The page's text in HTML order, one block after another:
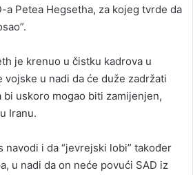
a Petea Hegsetha, za kojeg tvrde da
je krenuo u čistku kadrova u
vojske u nadi da će duže zadržati
bi uskoro mogao biti zamijenjen,
Iranu.
navodi i da “jevrejski lobi” također
u nadi da on neće povući SAD iz